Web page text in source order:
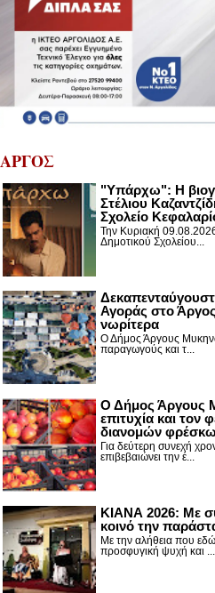
ΑΡΓΟΣ
"Υπάρχω": Η
Στέλιου
Σχολείο
Την Κυριακή
Δημοτικού Σχολείου...
Αγοράς στο
νωρίτερα
Ο Δήμος Άργους
παραγωγούς και τ...
Ο Δήμος Άργους
επιτυχία και τον
διανομών
Για δεύτερη συνεχή
επιβεβαιώνει την έ...
ΚΙΑΝΑ 2026: Με
κοινό την
Με την αλήθεια που
προσφυγική ψυχή και ...